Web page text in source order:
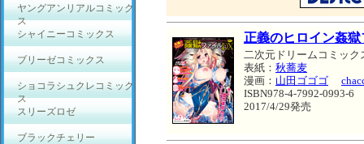
ヤングアンリアルコミック
ス
シャイニーコミックス
ブリーゼコミックス
ショコラシュクレコミック
ス
スリーズロゼ
ブラックチェリー
正義のヒロイン姦
二次元ドリームコミック
表紙： 秋蕎麦
漫画： 山田ゴゴゴ
ISBN978-4-7992-0993-6
2017/4/29発売